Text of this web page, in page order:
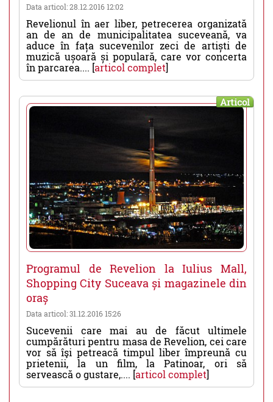
Data articol: 28.12.2016 12:02
Revelionul în aer liber, petrecerea organizată
an de an de municipalitatea suceveană, va
aduce în fața sucevenilor zeci de artiști de
muzică ușoară și populară, care vor concerta
în parcarea.... [articol complet]
Articol
Programul de Revelion la Iulius Mall,
Shopping City Suceava și magazinele din
oraș
Data articol: 31.12.2016 15:26
Sucevenii care mai au de făcut ultimele
cumpărături pentru masa de Revelion, cei care
vor să îşi petreacă timpul liber împreună cu
prietenii, la un film, la Patinoar, ori să
servească o gustare,.... [articol complet]